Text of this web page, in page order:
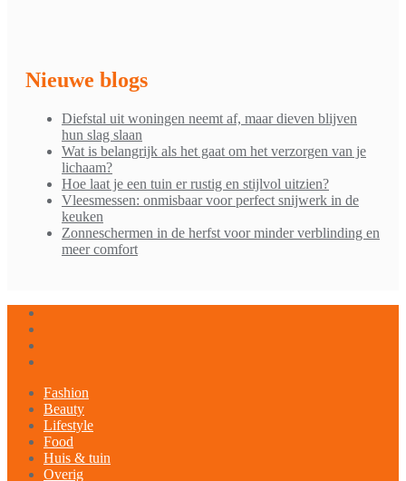
Nieuwe blogs
Diefstal uit woningen neemt af, maar dieven blijven
hun slag slaan
Wat is belangrijk als het gaat om het verzorgen van je
lichaam?
Hoe laat je een tuin er rustig en stijlvol uitzien?
Vleesmessen: onmisbaar voor perfect snijwerk in de
keuken
Zonneschermen in de herfst voor minder verblinding en
meer comfort
Fashion
Beauty
Lifestyle
Food
Huis & tuin
Overig